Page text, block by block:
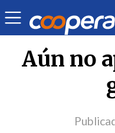
Opinión |
Aún no